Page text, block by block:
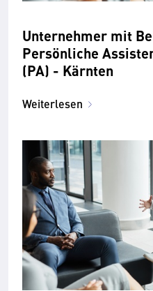
Unternehmer mit
Persönliche
(PA) - Kärnten
Weiterlesen